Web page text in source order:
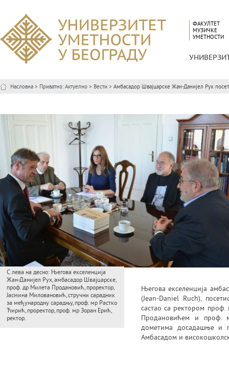
ФАКУЛТЕТ
МУЗИЧКЕ
УМЕТНОСТИ
Насловна > Приватно: Актуелно > Вести > Амбасадор Швајцарске Жан-Данијел Рух
С лева на десно: Његова екселенција
Жан-Данијел Рух, амбасадор Швајцарске,
проф. др Милета Продановић, проректор,
Јасмина Миловановић, стручни сарадник
за међународну сарадњу, проф. мр Растко
Ћирић, проректор, проф. мр Зоран Ерић,
ректор.
Његова екселенција
(Jean-Daniel Ruch),
састао са ректором
Продановићем и проф.
дометима досадашње и
Амбасадом и